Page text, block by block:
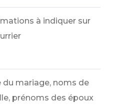
à indiquer sur
du mariage, noms de
prénoms des époux